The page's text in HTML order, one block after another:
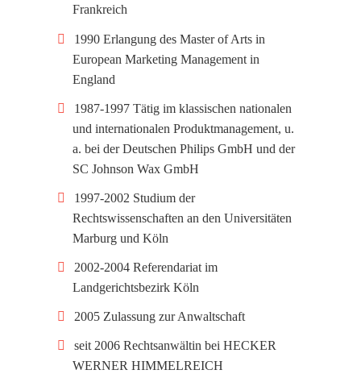
Frankreich
1990 Erlangung des Master of Arts in
European Marketing Management in
England
1987-1997 Tätig im klassischen nationalen
und internationalen Produktmanagement, u.
a. bei der Deutschen Philips GmbH und der
SC Johnson Wax GmbH
1997-2002 Studium der
Rechtswissenschaften an den Universitäten
Marburg und Köln
2002-2004 Referendariat im
Landgerichtsbezirk Köln
2005 Zulassung zur Anwaltschaft
seit 2006 Rechtsanwältin bei HECKER
WERNER HIMMELREICH